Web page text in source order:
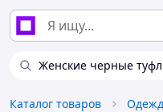
Женские черные
Каталог товаров